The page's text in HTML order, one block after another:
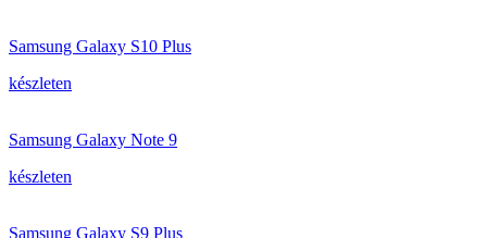
Samsung Galaxy S10 Plus
készleten
Samsung Galaxy Note 9
készleten
Samsung Galaxy S9 Plus